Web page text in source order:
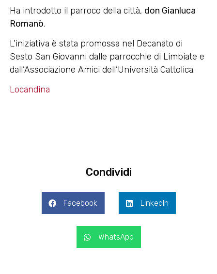
Ha introdotto il parroco della città, don Gianluca
Romanò.
L’iniziativa è stata promossa nel Decanato di
Sesto San Giovanni dalle parrocchie di Limbiate e
dall’Associazione Amici dell’Università Cattolica.
Locandina
Condividi
Facebook LinkedIn
WhatsApp